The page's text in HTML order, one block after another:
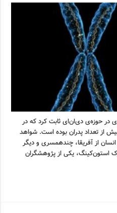
کشف جدیدی در حوزه‌ی دی‌ان‌ای ثابت کرد که در
از تعداد پدران بوده است. شواهد
از آفریقا، چندهمسری و دیگر
استون‌کینگ، یکی از پژوهشگران